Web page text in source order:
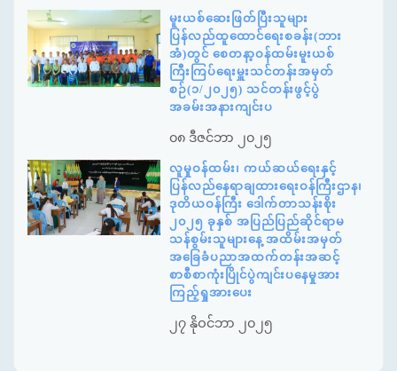
မူးယစ်ဆေးဖြတ်ပြီးသူများ
ပြန်လည်ထူထောင်ရေးစခန်း(ဘား
အံ)တွင် စေတနာ့ဝန်ထမ်းမူးယစ်
ကြီးကြပ်ရေးမှူးသင်တန်းအမှတ်
စဉ်(၁/၂၀၂၅) သင်တန်းဖွင့်ပွဲ
အခမ်းအနားကျင်းပ
၀၈ ဒီဇင်ဘာ ၂၀၂၅
လူမှုဝန်ထမ်း၊ ကယ်ဆယ်ရေးနှင့်
ပြန်လည်နေရာချထားရေးဝန်ကြီးဌာန၊
ဒုတိယဝန်ကြီး ဒေါက်တာသန်းစိုး
၂၀၂၅ ခုနှစ် အပြည်ပြည်ဆိုင်ရာမ
သန်စွမ်းသူများနေ့ အထိမ်းအမှတ်
အခြေခံပညာအထက်တန်းအဆင့်
စာစီစာကုံးပြိုင်ပွဲကျင်းပနေမှုအား
ကြည့်ရှုအားပေး
၂၇ နိုဝင်ဘာ ၂၀၂၅